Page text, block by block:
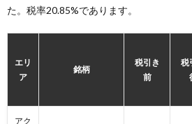
た。税率20.85%であります。
エリ
ア
銘柄
税引き
前
税
アク